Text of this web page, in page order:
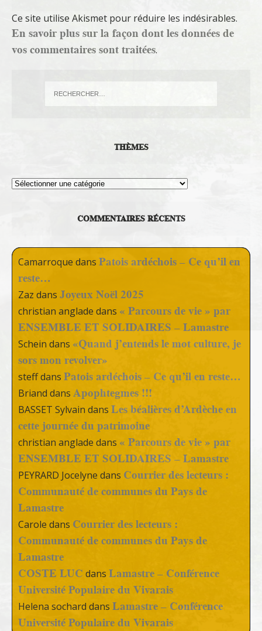
Ce site utilise Akismet pour réduire les indésirables.
En savoir plus sur la façon dont les données de
vos commentaires sont traitées.
THÈMES
Thèmes
COMMENTAIRES RÉCENTS
Camarroque dans Patois ardéchois – Ce qu’il en
reste…
Zaz dans Joyeux Noël 2025
christian anglade dans « Parcours de vie » par
ENSEMBLE ET SOLIDAIRES – Lamastre
Schein dans «Quand j’entends le mot culture, je
sors mon revolver»
steffdans Patois ardéchois – Ce qu’il en reste…
Briand dans Apophtegmes !!!
BASSET Sylvain dans Les béalières d’Ardèche en
cette journée du patrimoine
christian anglade dans « Parcours de vie » par
ENSEMBLE ET SOLIDAIRES – Lamastre
PEYRARD Jocelyne dans Courrier des lecteurs :
Communauté de communes du Pays de
Lamastre
Carole dans Courrier des lecteurs :
Communauté de communes du Pays de
Lamastre
COSTE LUC dans Lamastre – Conférence
Université Populaire du Vivarais
Helena sochard dans Lamastre – Conférence
Université Populaire du Vivarais